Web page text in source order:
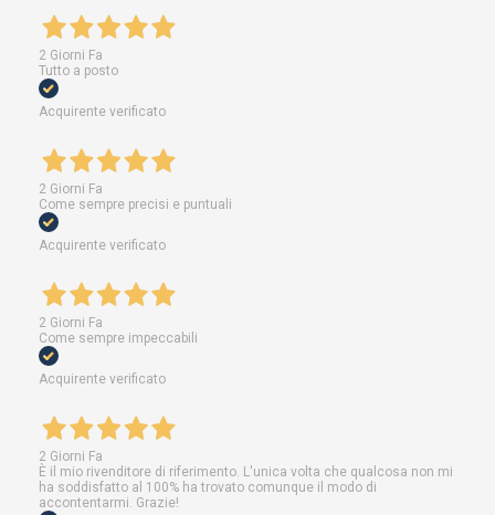
2 Giorni Fa
Tutto a posto
Acquirente verificato
2 Giorni Fa
Come sempre precisi e puntuali
Acquirente verificato
2 Giorni Fa
Come sempre impeccabili
Acquirente verificato
2 Giorni Fa
È il mio rivenditore di riferimento. L'unica volta che qualcosa non mi
ha soddisfatto al 100% ha trovato comunque il modo di
accontentarmi. Grazie!